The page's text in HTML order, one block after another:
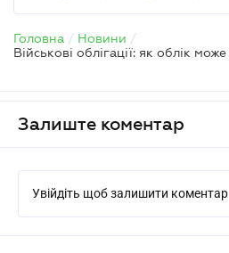
Головна / Новини /
Залиште коментар
Увійдіть щоб залишити коментар